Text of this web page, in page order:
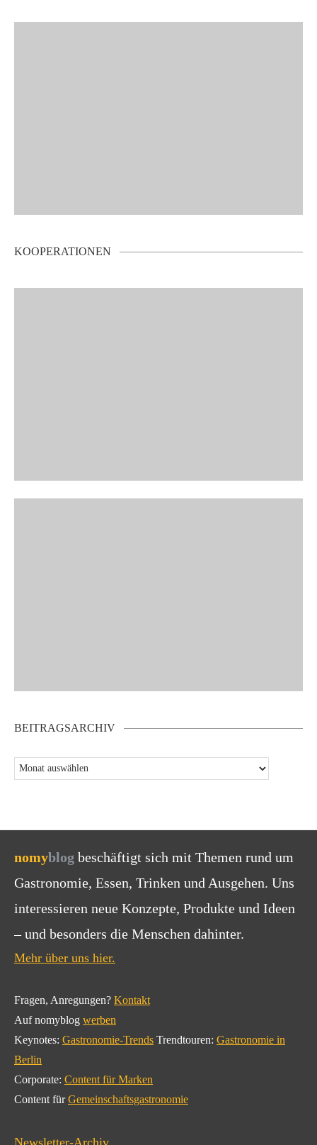
KOOPERATIONEN
BEITRAGSARCHIV
nomyblog beschäftigt sich mit Themen rund um
Gastronomie, Essen, Trinken und Ausgehen. Uns
interessieren neue Konzepte, Produkte und Ideen
– und besonders die Menschen dahinter.
Mehr über uns hier.
Fragen, Anregungen? Kontakt
Auf nomyblog werben
Keynotes: Gastronomie-Trends Trendtouren: Gastronomie in
Berlin
Corporate: Content für Marken
Content fürGemeinschaftsgastronomie